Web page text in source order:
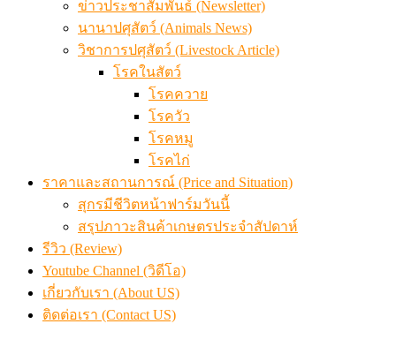
ข่าวประชาสัมพันธ์ (Newsletter)
นานาปศุสัตว์ (Animals News)
วิชาการปศุสัตว์ (Livestock Article)
โรคในสัตว์
โรคควาย
โรควัว
โรคหมู
โรคไก่
ราคาและสถานการณ์ (Price and Situation)
สุกรมีชีวิตหน้าฟาร์มวันนี้
สรุปภาวะสินค้าเกษตรประจำสัปดาห์
รีวิว (Review)
Youtube Channel (วิดีโอ)
เกี่ยวกับเรา (About US)
ติดต่อเรา (Contact US)